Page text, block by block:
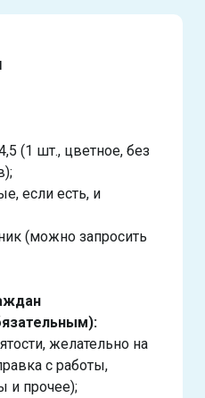
(1 шт., цветное, без
если есть, и
(можно запросить
желательно на
с работы,
и прочее);